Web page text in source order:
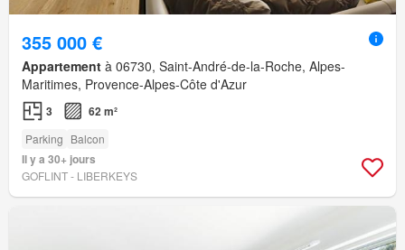
355 000 €
Appartement à 06730, Saint-André-de-la-Roche, Alpes-
Maritimes, Provence-Alpes-Côte d'Azur
3 62 m²
Parking Balcon
Il y a 30+ jours
GOFLINT - LIBERKEYS